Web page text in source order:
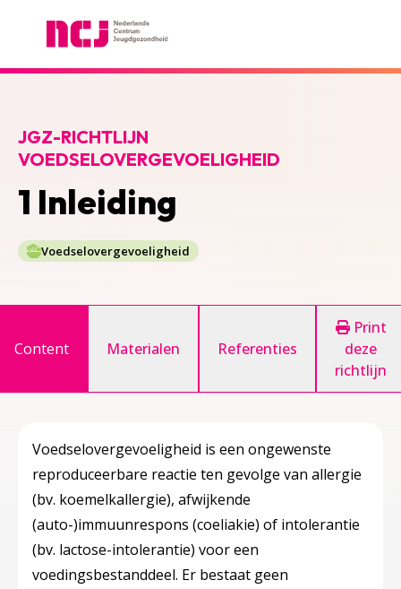
1 Inleiding
JGZ-RICHTLIJN
VOEDSELOVERGEVOELIGHEID
Voedselovergevoeligheid
Content Materialen Referenties
Print
deze
richtlijn
Voedselovergevoeligheid is een ongewenste
reproduceerbare reactie ten gevolge van allergie
(bv. koemelkallergie), afwijkende
(auto-)immuunrespons (coeliakie) of intolerantie
(bv. lactose-intolerantie) voor een
voedingsbestanddeel. Er bestaat geen